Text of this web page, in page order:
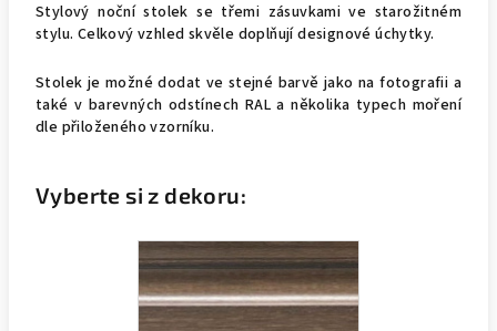
Stylový noční stolek se třemi zásuvkami ve starožitném
stylu. Celkový vzhled skvěle doplňují designové úchytky.
Stolek je možné dodat ve stejné barvě jako na fotografii a
také v barevných odstínech RAL a několika typech moření
dle přiloženého vzorníku.
Vyberte si z dekoru: